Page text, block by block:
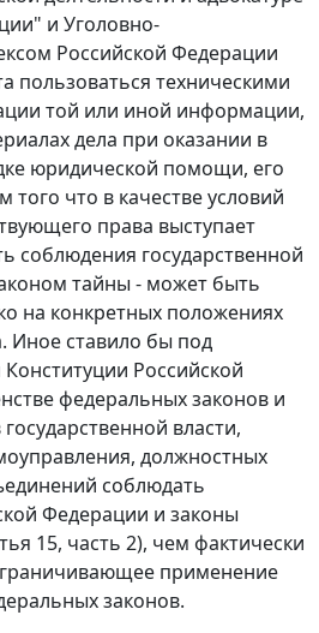
и Уголовно-
Российской Федерации
пользоваться техническими
той или иной информации,
дела при оказании в
юридической помощи, его
того что в качестве условий
права выступает
соблюдения государственной
тайны - может быть
на конкретных положениях
Иное ставило бы под
Российской
федеральных законов и
власти,
должностных
соблюдать
Федерации и законы
15, часть 2), чем фактически
применение
законов.